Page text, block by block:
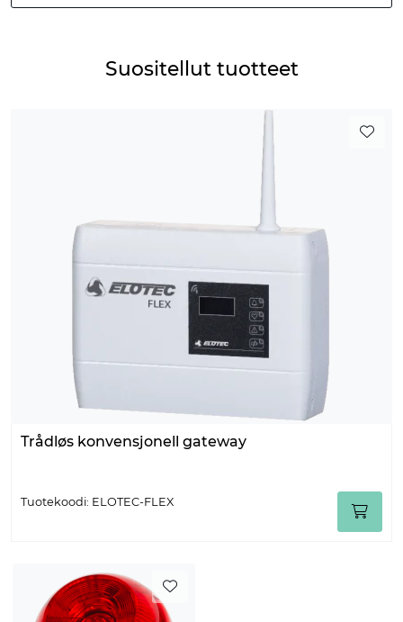
Suositellut tuotteet
Trådløs konvensjonell gateway
Tuotekoodi: ELOTEC-FLEX